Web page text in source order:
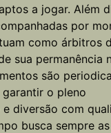
a jogar. Além
por
como árbitros
sua permanência
são
o pleno
diversão com
busca sempre as